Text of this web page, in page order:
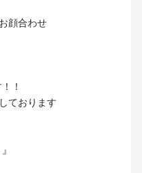
顔合わせ
！
ております